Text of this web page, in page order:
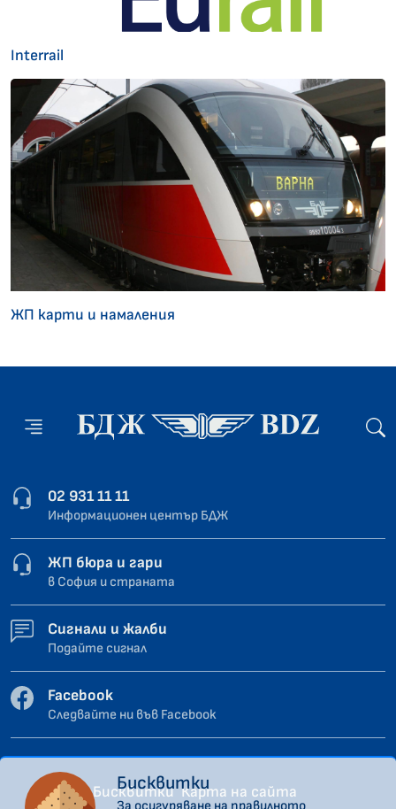
Interrail
ЖП карти и намаления
02 931 11 11
Информационен център БДЖ
ЖП бюра и гари
в София и страната
Сигнали и жалби
Подайте сигнал
Facebook
Следвайте ни във Facebook
Бисквитки Карта на сайта
Бисквитки